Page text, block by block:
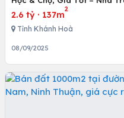
2.6 tỷ · 137m
2
Tỉnh Khánh Hoà
08/09/2025